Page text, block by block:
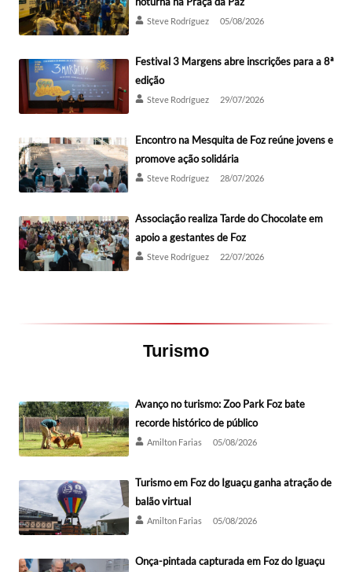
Steve Rodríguez 05/08/2026
Festival 3 Margens abre inscrições para a 8ª
edição
Steve Rodríguez 29/07/2026
Encontro na Mesquita de Foz reúne jovens e
promove ação solidária
Steve Rodríguez 28/07/2026
Associação realiza Tarde do Chocolate em
apoio a gestantes de Foz
Steve Rodríguez 22/07/2026
Turismo
Avanço no turismo: Zoo Park Foz bate
recorde histórico de público
Amilton Farias 05/08/2026
Turismo em Foz do Iguaçu ganha atração de
balão virtual
Amilton Farias 05/08/2026
Onça-pintada capturada em Foz do Iguaçu